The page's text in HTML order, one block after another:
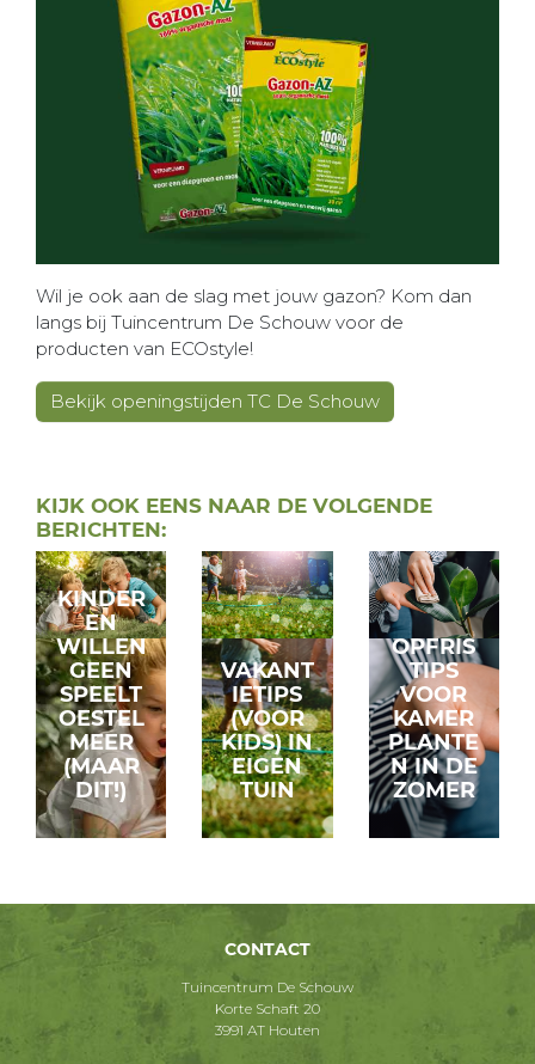
Wil je ook aan de slag met jouw gazon? Kom dan
langs bij Tuincentrum De Schouw voor de
producten van ECOstyle!
Bekijk openingstijden TC De Schouw
KIJK OOK EENS NAAR DE VOLGENDE
BERICHTEN:
KINDER
EN
WILLEN
GEEN
SPEELT
OESTEL
MEER
(MAAR
DIT!)
VAKANT
IETIPS
(VOOR
KIDS) IN
EIGEN
TUIN
OPFRIS
TIPS
VOOR
KAMER
PLANTE
N IN DE
ZOMER
CONTACT
Tuincentrum De Schouw
Korte Schaft 20
3991 AT Houten